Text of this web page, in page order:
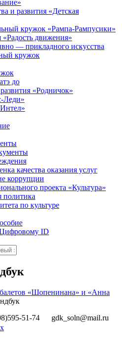
и развития «Детская
кружок «Рампа-Рампусики»
«Радость движения»
— прикладного искусства
кружок
до
«Родничок»
Леди»
качества оказания услуг
коррупции
проекта «Культура»
политика
по культуре
ID
«Шопенинана» и «Анна
51-74
gdk_soln@mail.ru